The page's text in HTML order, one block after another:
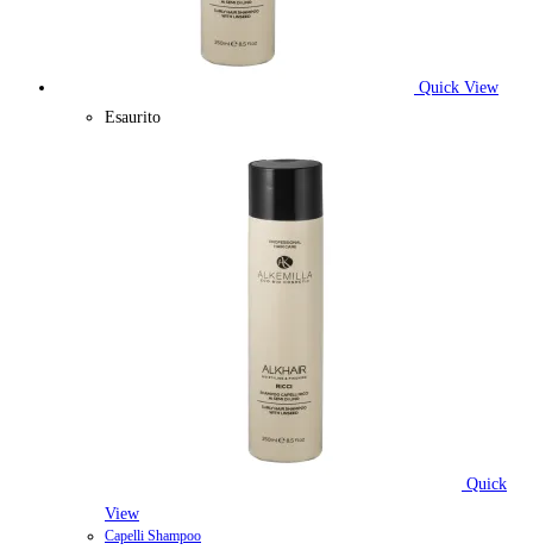
Quick View
Esaurito
Quick
View
Capelli Shampoo